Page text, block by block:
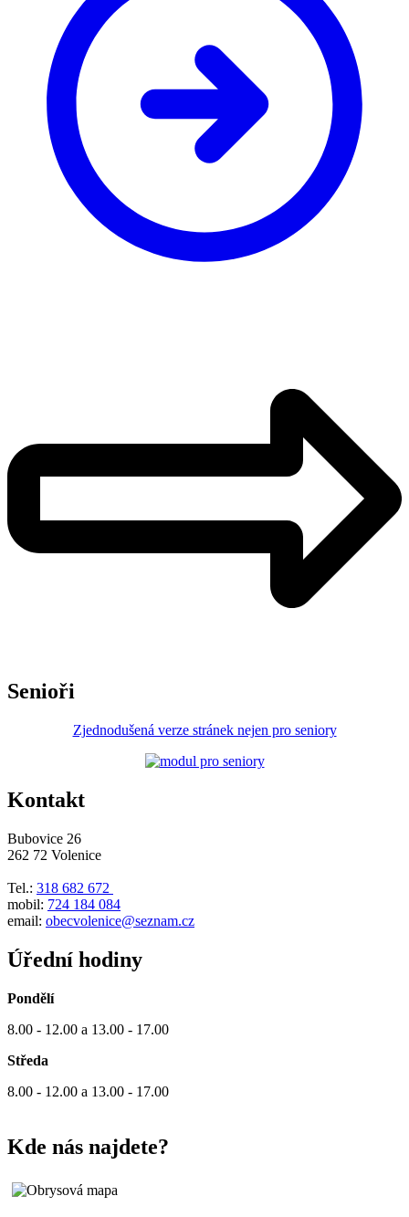
Senioři
Zjednodušená verze stránek nejen pro seniory
Kontakt
Bubovice 26
262 72 Volenice
Tel.: 318 682 672
mobil: 724 184 084
email: obecvolenice@seznam.cz
Úřední hodiny
Pondělí
8.00 - 12.00 a 13.00 - 17.00
Středa
8.00 - 12.00 a 13.00 - 17.00
Kde nás najdete?